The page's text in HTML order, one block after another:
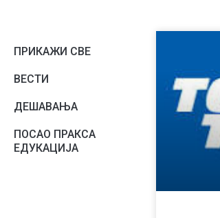
ПРИКАЖИ СВЕ
ВЕСТИ
ДЕШАВАЊА
ПОСАО ПРАКСА
ЕДУКАЦИЈА